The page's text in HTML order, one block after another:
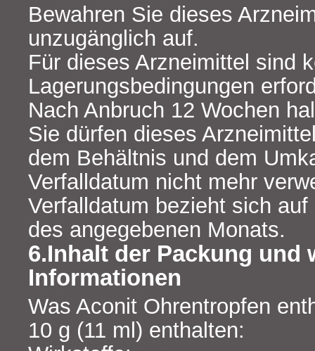
Bewahren Sie dieses
unzugänglich auf.
Für dieses Arzneimittel sind
Lagerungsbedingungen
Nach Anbruch 12 Wochen
Sie dürfen dieses
dem Behältnis und dem
Verfalldatum nicht mehr
Verfalldatum bezieht sich auf
des angegebenen Monats.
6.Inhalt der Packung und
Informationen
Was Aconit Ohrentropfen
10 g (11 ml) enthalten: